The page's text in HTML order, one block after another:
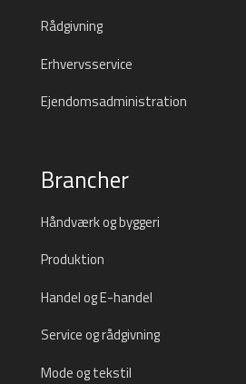
Rådgivning
Erhvervsservice
Ejendomsadministration
Brancher
Håndværk og byggeri
Produktion
Handel og E-handel
Service og rådgivning
Mode og tekstil